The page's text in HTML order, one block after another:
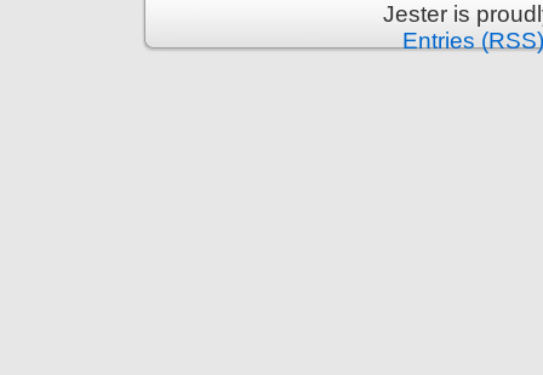
Jester is
Entries (RSS)